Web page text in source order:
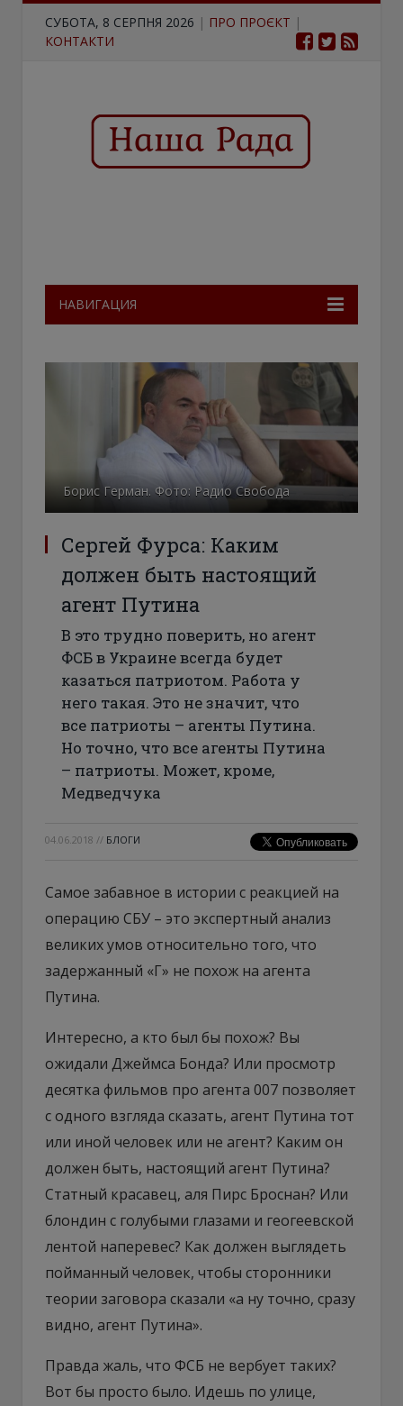
СУБОТА, 8 СЕРПНЯ 2026 | ПРО ПРОЄКТ |
КОНТАКТИ
НАВИГАЦИЯ
Борис Герман. Фото: Радио Свобода
Сергей Фурса: Каким
должен быть настоящий
агент Путина
В это трудно поверить, но агент
ФСБ в Украине всегда будет
казаться патриотом. Работа у
него такая. Это не значит, что
все патриоты – агенты Путина.
Но точно, что все агенты Путина
– патриоты. Может, кроме,
Медведчука
04.06.2018 // БЛОГИ
Самое забавное в истории с реакцией на
операцию СБУ – это экспертный анализ
великих умов относительно того, что
задержанный «Г» не похож на агента
Путина.
Интересно, а кто был бы похож? Вы
ожидали Джеймса Бонда? Или просмотр
десятка фильмов про агента 007 позволяет
с одного взгляда сказать, агент Путина тот
или иной человек или не агент? Каким он
должен быть, настоящий агент Путина?
Статный красавец, аля Пирс Броснан? Или
блондин с голубыми глазами и геогеевской
лентой наперевес? Как должен выглядеть
пойманный человек, чтобы сторонники
теории заговора сказали «а ну точно, сразу
видно, агент Путина».
Правда жаль, что ФСБ не вербует таких?
Вот бы просто было. Идешь по улице,